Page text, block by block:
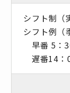
シフト制（
シフト例（
早番 5：
遅番14：